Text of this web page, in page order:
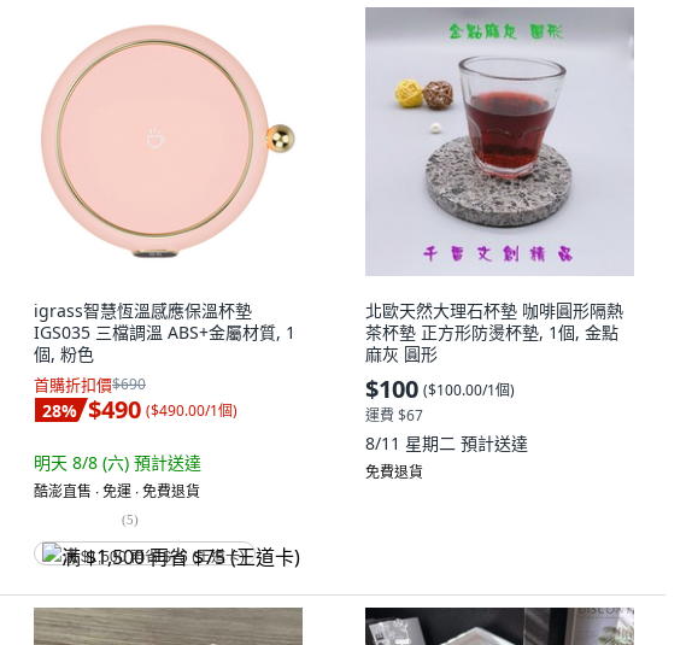
igrass智慧恆溫感應保溫杯墊
IGS035 三檔調溫 ABS+金屬材質, 1
個, 粉色
首購折扣價$690
28% $490 ($490.00/1個)
明天 8/8 (六) 預計送達
酷澎直售 ∙ 免運 ∙ 免費退貨
(5)
满 $1,500 再省 $75 (王道卡)
北歐天然大理石杯墊 咖啡圓形隔熱
茶杯墊 正方形防燙杯墊, 1個, 金點
麻灰 圓形
$100 ($100.00/1個)
運費 $67
8/11 星期二 預計送達
免費退貨